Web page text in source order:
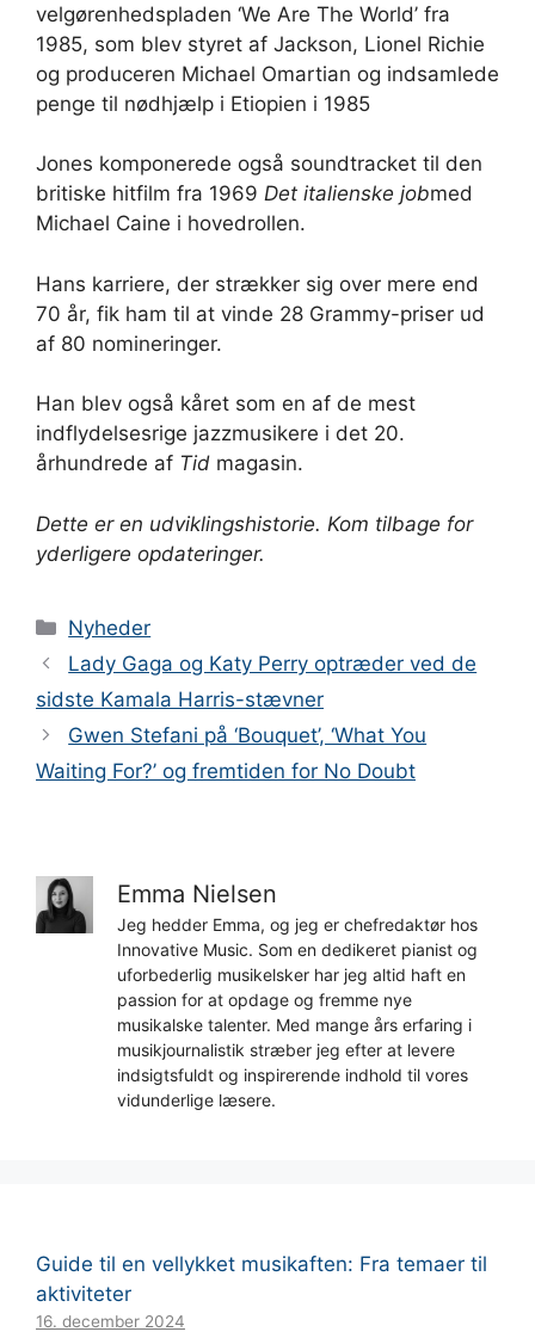
velgørenhedspladen ‘We Are The World’ fra
1985, som blev styret af Jackson, Lionel Richie
og produceren Michael Omartian og indsamlede
penge til nødhjælp i Etiopien i 1985
Jones komponerede også soundtracket til den
britiske hitfilm fra 1969 Det italienske jobmed
Michael Caine i hovedrollen.
Hans karriere, der strækker sig over mere end
70 år, fik ham til at vinde 28 Grammy-priser ud
af 80 nomineringer.
Han blev også kåret som en af ​​de mest
indflydelsesrige jazzmusikere i det 20.
århundrede af Tid magasin.
Dette er en udviklingshistorie. Kom tilbage for
yderligere opdateringer.
Kategorier
Nyheder
Lady Gaga og Katy Perry optræder ved de
sidste Kamala Harris-stævner
Gwen Stefani på ‘Bouquet’, ‘What You
Waiting For?’ og fremtiden for No Doubt
Emma Nielsen
Jeg hedder Emma, og jeg er chefredaktør hos
Innovative Music. Som en dedikeret pianist og
uforbederlig musikelsker har jeg altid haft en
passion for at opdage og fremme nye
musikalske talenter. Med mange års erfaring i
musikjournalistik stræber jeg efter at levere
indsigtsfuldt og inspirerende indhold til vores
vidunderlige læsere.
Guide til en vellykket musikaften: Fra temaer til
aktiviteter
16. december 2024